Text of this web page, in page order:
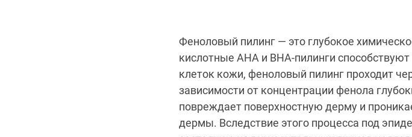
Феноловый пилинг — это глубокое
кислотные AHA и BHA-пилинги
клеток кожи, феноловый пилинг проходит
зависимости от концентрации фенола
повреждает поверхностную дерму и
дермы. Вследствие этого процесса под